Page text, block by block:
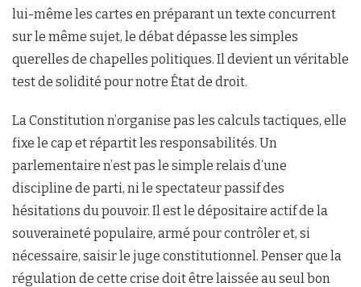
lui-même les cartes en préparant un texte concurrent
sur le même sujet, le débat dépasse les simples
querelles de chapelles politiques. Il devient un véritable
test de solidité pour notre État de droit.
La Constitution n’organise pas les calculs tactiques, elle
fixe le cap et répartit les responsabilités. Un
parlementaire n’est pas le simple relais d’une
discipline de parti, ni le spectateur passif des
hésitations du pouvoir. Il est le dépositaire actif de la
souveraineté populaire, armé pour contrôler et, si
nécessaire, saisir le juge constitutionnel. Penser que la
régulation de cette crise doit être laissée au seul bon